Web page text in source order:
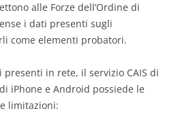
alle Forze dell’Ordine di
i dati presenti sugli
come elementi probatori.
in rete, il servizio CAIS di
iPhone e Android possiede le
limitazioni: